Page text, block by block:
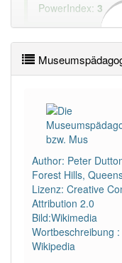
PowerIndex: 3
Häufigkeit: 4 von
Wörter mit
einem anderen
93% unserer
korrekt erraten.
Author: Peter
Forest Hills,
Lizenz: Creative
Attribution 2.0
Bild:Wikimedia
Wortbeschreibung :
Wikipedia